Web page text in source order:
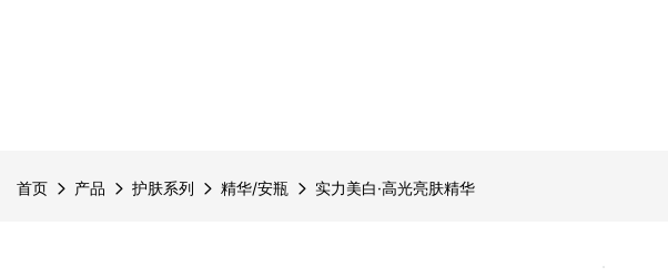
首页 产品 护肤系列 精华/安瓶 实力美白·高光亮肤精华